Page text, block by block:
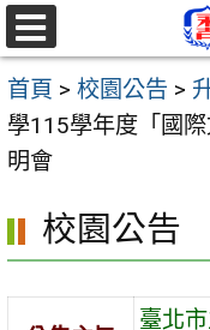
跳
至
主
要
內
選
單
首頁 > 校園公告 >
學115學年度「國
明會
校園公告
臺北